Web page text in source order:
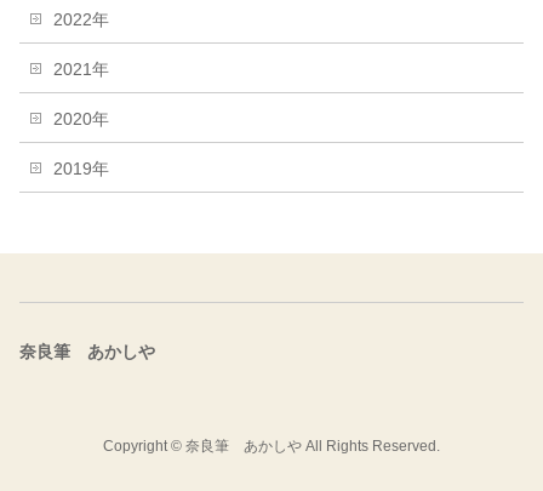
2022年
2021年
2020年
2019年
奈良筆 あかしや
Copyright © 奈良筆 あかしや All Rights Reserved.